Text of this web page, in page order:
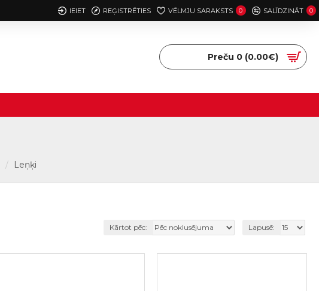
IEIET REĢISTRĒTIES VĒLMJU SARAKSTS 0 SALĪDZINĀT 0
Preču 0 (0.00€)
Leņķi
Kārtot pēc: Lapusē: